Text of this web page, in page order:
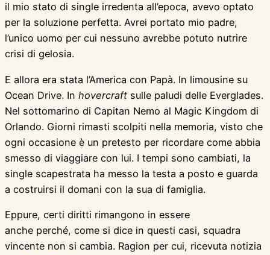
il mio stato di single irredenta all’epoca, avevo optato
per la soluzione perfetta. Avrei portato mio padre,
l’unico uomo per cui nessuno avrebbe potuto nutrire
crisi di gelosia.
E allora era stata l’America con Papà. In limousine su
Ocean Drive. In hovercraft sulle paludi delle Everglades.
Nel sottomarino di Capitan Nemo al Magic Kingdom di
Orlando. Giorni rimasti scolpiti nella memoria, visto che
ogni occasione è un pretesto per ricordare come abbia
smesso di viaggiare con lui. I tempi sono cambiati, la
single scapestrata ha messo la testa a posto e guarda
a costruirsi il domani con la sua di famiglia.
Eppure, certi diritti rimangono in essere
anche perché, come si dice in questi casi, squadra
vincente non si cambia. Ragion per cui, ricevuta notizia